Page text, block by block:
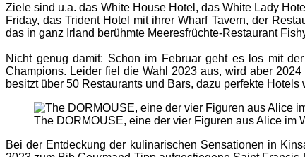
Ziele sind u.a. das White House Hotel, das White Lady
Friday, das Trident Hotel mit ihrer Wharf Tavern, der
das in ganz Irland berühmte Meeresfrüchte-Restaurant
Nicht genug damit: Schon im Februar geht es los mit
Champions. Leider fiel die Wahl 2023 aus, wird aber
besitzt über 50 Restaurants und Bars, dazu perfekte
The DORMOUSE, eine der vier Figuren aus Alice im
Bei der Entdeckung der kulinarischen Sensationen in